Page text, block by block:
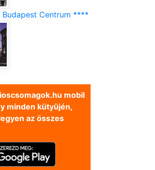
Centrum ****
mobil
minden kütyüjén,
az összes